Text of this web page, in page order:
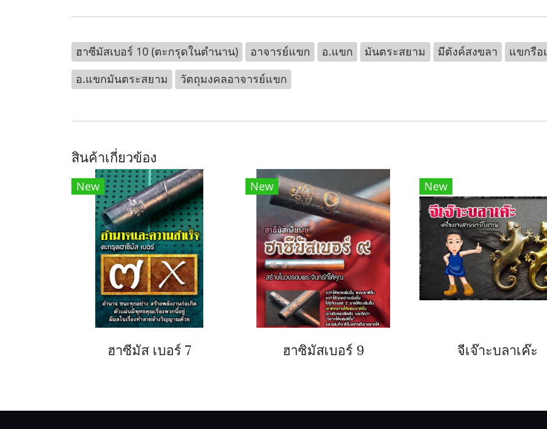
ฮาซีมัสเบอร์ 10 (ตะกรุดในตำนาน) อาจารย์แขก อ.แขก มันตระสยาม มีตังค์สงขลา แขกรือ
อ.แขกมันตระสยาม
วัตถุมงคลอาจารย์แขก
สินค้าเกี่ยวข้อง
New
ฮาซีมัส เบอร์ 7
New
ฮาซิมัสเบอร์ 9
New
จีเจ๊าะบลาเค๊ะ